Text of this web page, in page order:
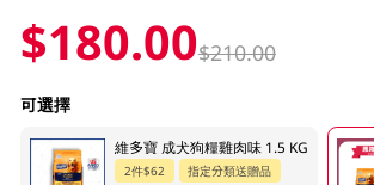
$180.00$210.00
可選擇
維多寶 成犬狗糧雞肉味 1.5 KG
2件$62 指定分類送贈品